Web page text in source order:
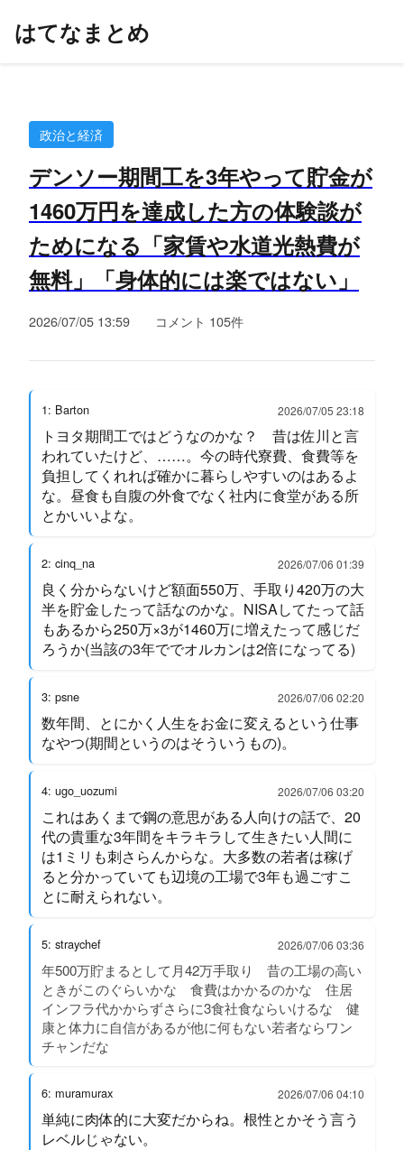
はてなまとめ
政治と経済
デンソー期間工を3年やって貯金が
1460万円を達成した方の体験談が
ためになる「家賃や水道光熱費が
無料」「身体的には楽ではない」
2026/07/05 13:59 コメント 105件
1: Barton 2026/07/05 23:18
トヨタ期間工ではどうなのかな？ 昔は佐川と言
われていたけど、……。今の時代寮費、食費等を
負担してくれれば確かに暮らしやすいのはあるよ
な。昼食も自腹の外食でなく社内に食堂がある所
とかいいよな。
2: cinq_na 2026/07/06 01:39
良く分からないけど額面550万、手取り420万の大
半を貯金したって話なのかな。NISAしてたって話
もあるから250万×3が1460万に増えたって感じだ
ろうか(当該の3年ででオルカンは2倍になってる)
3: psne 2026/07/06 02:20
数年間、とにかく人生をお金に変えるという仕事
なやつ(期間というのはそういうもの)。
4: ugo_uozumi 2026/07/06 03:20
これはあくまで鋼の意思がある人向けの話で、20
代の貴重な3年間をキラキラして生きたい人間に
は1ミリも刺さらんからな。大多数の若者は稼げ
ると分かっていても辺境の工場で3年も過ごすこ
とに耐えられない。
5: straychef 2026/07/06 03:36
年500万貯まるとして月42万手取り 昔の工場の高い
ときがこのぐらいかな 食費はかかるのかな 住居
インフラ代かからずさらに3食社食ならいけるな 健
康と体力に自信があるが他に何もない若者ならワン
チャンだな
6: muramurax 2026/07/06 04:10
単純に肉体的に大変だからね。根性とかそう言う
レベルじゃない。